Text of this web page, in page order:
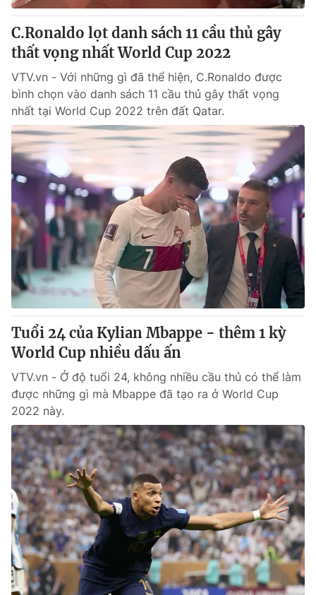
C.Ronaldo lọt danh sách 11 cầu thủ gây
thất vọng nhất World Cup 2022
VTV.vn - Với những gì đã thể hiện, C.Ronaldo được
bình chọn vào danh sách 11 cầu thủ gây thất vọng
nhất tại World Cup 2022 trên đất Qatar.
Tuổi 24 của Kylian Mbappe - thêm 1 kỳ
World Cup nhiều dấu ấn
VTV.vn - Ở độ tuổi 24, không nhiều cầu thủ có thể làm
được những gì mà Mbappe đã tạo ra ở World Cup
2022 này.